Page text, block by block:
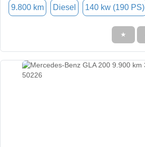
9.800 km Diesel 140 kw (190 PS)
★